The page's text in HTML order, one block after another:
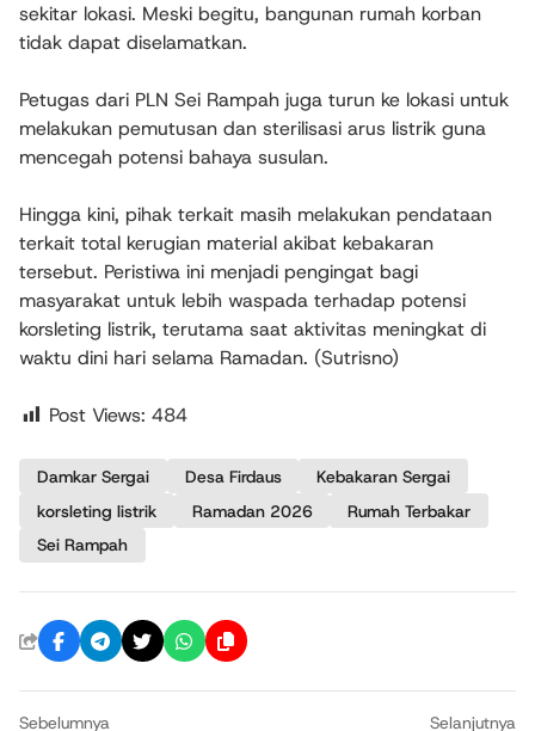
sekitar lokasi. Meski begitu, bangunan rumah korban
tidak dapat diselamatkan.
Petugas dari PLN Sei Rampah juga turun ke lokasi untuk
melakukan pemutusan dan sterilisasi arus listrik guna
mencegah potensi bahaya susulan.
Hingga kini, pihak terkait masih melakukan pendataan
terkait total kerugian material akibat kebakaran
tersebut. Peristiwa ini menjadi pengingat bagi
masyarakat untuk lebih waspada terhadap potensi
korsleting listrik, terutama saat aktivitas meningkat di
waktu dini hari selama Ramadan. (Sutrisno)
Post Views: 484
Damkar Sergai Desa Firdaus
Kebakaran Sergai
korsleting listrik
Ramadan 2026
Rumah Terbakar
Sei Rampah
Sebelumnya Selanjutnya